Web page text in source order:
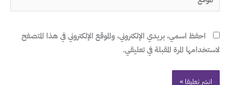
احفظ اسمي، بريدي الإلكتروني، والموقع الإلكتروني في هذا المتصفح
لاستخدامها المرة المقبلة في تعليقي.